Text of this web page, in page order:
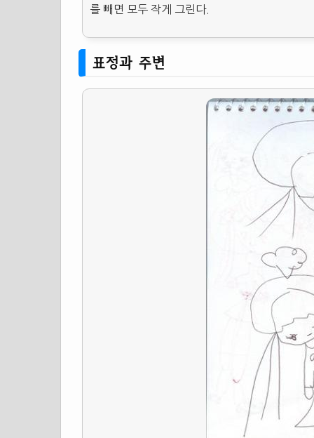
를 빼면 모두 작게 그린다.
표정과 주변